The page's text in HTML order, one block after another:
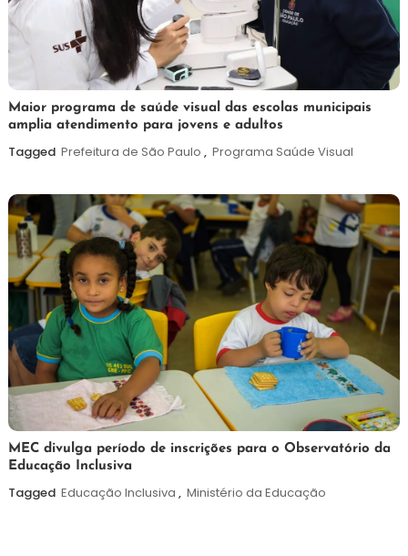
7
de
agosto
Maurilio
Maior programa de saúde visual das escolas municipais
amplia atendimento para jovens e adultos
Tagged Prefeitura de São Paulo , Programa Saúde Visual
7
de
agosto
Maurilio
MEC divulga período de inscrições para o Observatório da
Educação Inclusiva
Tagged Educação Inclusiva , Ministério da Educação